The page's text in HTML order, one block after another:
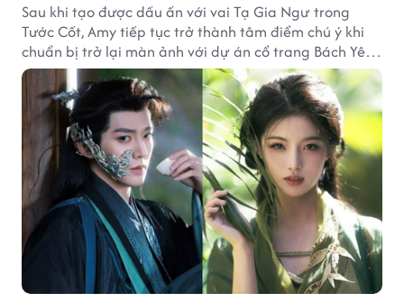
Sau khi tạo được dấu ấn với vai Tạ Gia Ngư trong
Tước Cốt, Amy tiếp tục trở thành tâm điểm chú ý khi
chuẩn bị trở lại màn ảnh với dự án cổ trang Bách Yêu
Phổ.